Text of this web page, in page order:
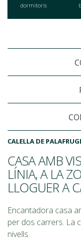
dormitoris
CALELLA DE
CASA AMB
LÍNIA, A LA
LLOGUER A
Encantadora casa
per dos carrers. La
nivells.